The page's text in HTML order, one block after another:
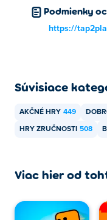
Path to Glory je
zariadeniach, ako sú
Podmienky
https://
Súvisiace
AKČNÉ HRY 449
HRY ZRUČNOSTI 508
Viac hier od